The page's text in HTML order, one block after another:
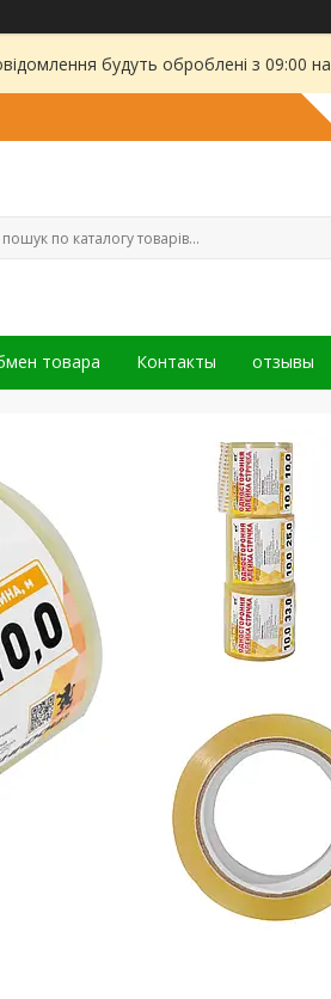
будуть оброблені з 09:00
товара Контакты отзывы